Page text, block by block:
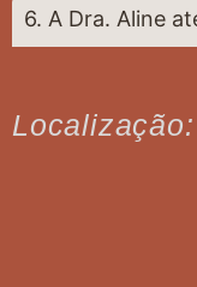
6. A Dra. Aline
Localização: